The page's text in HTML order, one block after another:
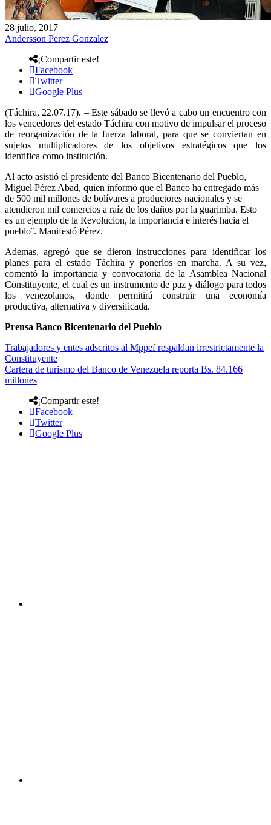
28 julio, 2017
Andersson Perez Gonzalez
¡Compartir este!
Facebook
Twitter
Google Plus
(Táchira, 22.07.17). – Este sábado se llevó a cabo un encuentro con
los vencedores del estado Táchira con motivo de impulsar el proceso
de reorganización de la fuerza laboral, para que se conviertan en
sujetos multiplicadores de los objetivos estratégicos que los
identifica como institución.
Al acto asistió el presidente del Banco Bicentenario del Pueblo,
Miguel Pérez Abad, quien informó que el Banco ha entregado más
de 500 mil millones de bolívares a productores nacionales y se
atendieron mil comercios a raíz de los daños por la guarimba. Esto
es un ejemplo de la Revolucion, la importancia e interés hacia el
pueblo¨. Manifestó Pérez.
Ademas, agregó que se dieron instrucciones para identificar los
planes para el estado Táchira y ponerlos en marcha. A su vez,
comentó la importancia y convocatoria de la Asamblea Nacional
Constituyente, el cual es un instrumento de paz y diálogo para todos
los venezolanos, donde permitirá construir una economía
productiva, alternativa y diversificada.
Prensa Banco Bicentenario del Pueblo
Trabajadores y entes adscritos al Mppef respaldan irrestrictamente la
Constituyente
Cartera de turismo del Banco de Venezuela reporta Bs. 84.166
millones
¡Compartir este!
Facebook
Twitter
Google Plus